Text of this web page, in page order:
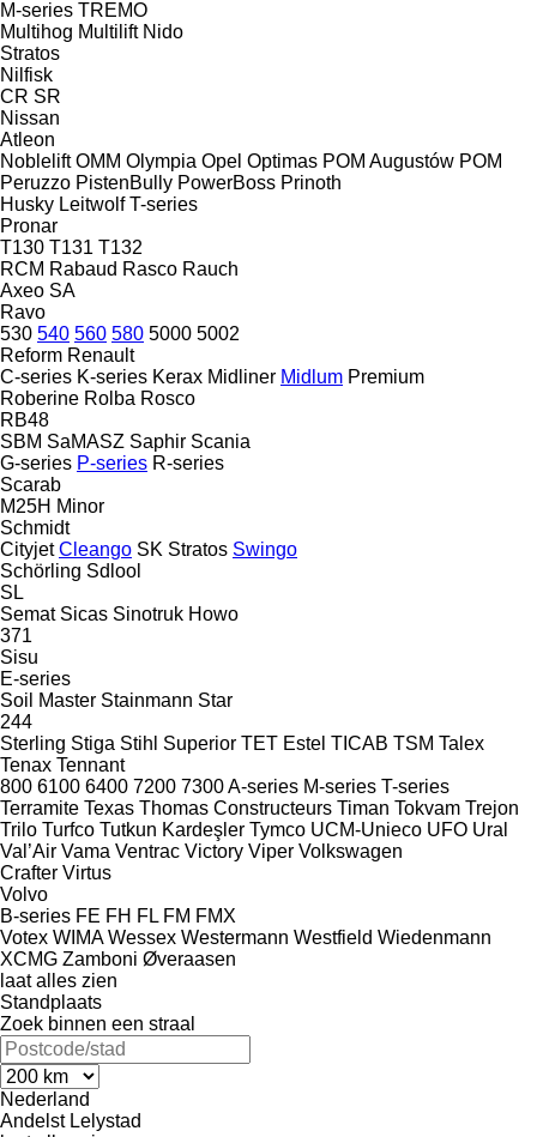
M-series TREMO
Multihog Multilift Nido
Stratos
Nilfisk
CR SR
Nissan
Atleon
Noblelift OMM Olympia Opel Optimas POM Augustów POM
Peruzzo PistenBully PowerBoss Prinoth
Husky Leitwolf T-series
Pronar
T130 T131 T132
RCM Rabaud Rasco Rauch
Axeo SA
Ravo
530 540 560 580 5000 5002
Reform Renault
C-series K-series Kerax Midliner Midlum Premium
Roberine Rolba Rosco
RB48
SBM SaMASZ Saphir Scania
G-series P-series R-series
Scarab
M25H Minor
Schmidt
Cityjet Cleango SK Stratos Swingo
Schörling Sdlool
SL
Semat Sicas Sinotruk Howo
371
Sisu
E-series
Soil Master Stainmann Star
244
Sterling Stiga Stihl Superior TET Estel TICAB TSM Talex
Tenax Tennant
800 6100 6400 7200 7300A-series M-series T-series
Terramite Texas Thomas Constructeurs Timan Tokvam Trejon
Trilo Turfco Tutkun Kardeşler Tymco UCM-Unieco UFO Ural
Val’Air Vama Ventrac Victory Viper Volkswagen
Crafter Virtus
Volvo
B-series FE FH FL FM FMX
Votex WIMA Wessex Westermann Westfield Wiedenmann
XCMG Zamboni Øveraasen
laat alles zien
Standplaats
Zoek binnen een straal
Nederland
Andelst Lelystad